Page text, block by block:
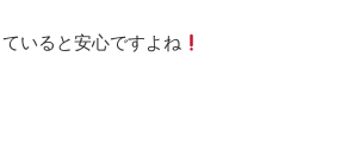
いると安心ですよね